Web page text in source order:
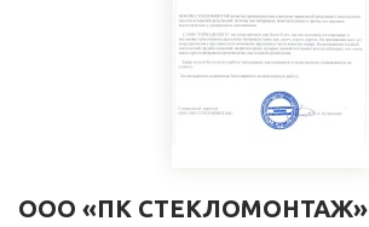
ООО «ПК СТЕКЛОМОНТАЖ»